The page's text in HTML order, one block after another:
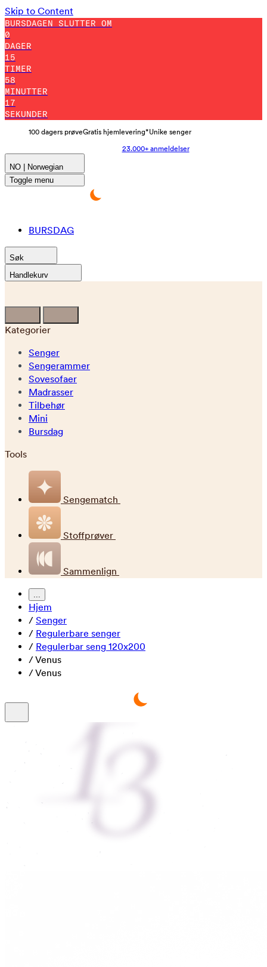
Skip to Content
BURSDAGEN SLUTTER OM
0
DAGER
15
TIMER
58
MINUTTER
9
SEKUNDER
100 dagers prøveGratis hjemlevering*Unike senger
23.000+ anmeldelser
NO | Norwegian
Toggle menu
BURSDAG
Søk
Handlekurv
Kategorier
Senger
Sengerammer
Sovesofaer
Madrasser
Tilbehør
Mini
Bursdag
Tools
Sengematch
Stoffprøver
Sammenlign
...
Hjem
/ Senger
/ Regulerbare senger
/ Regulerbar seng 120x200
/Venus
/Venus